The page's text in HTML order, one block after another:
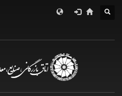
درباره اتاق
معرفی استان